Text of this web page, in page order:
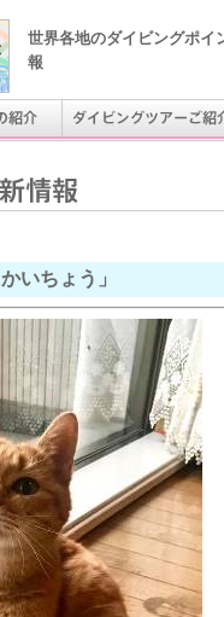
世界各地のダイビングポイ
報
いちょう」